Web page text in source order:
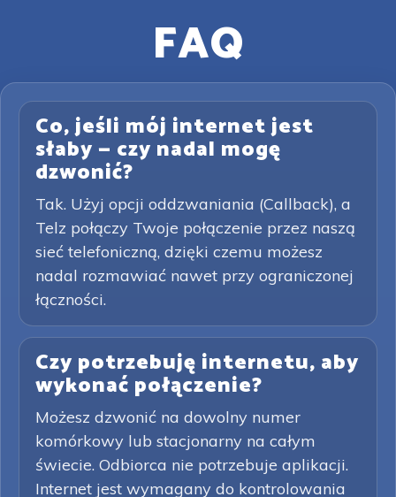
FAQ
Co, jeśli mój internet jest
słaby — czy nadal mogę
dzwonić?
Tak. Użyj opcji oddzwaniania (Callback), a
Telz połączy Twoje połączenie przez naszą
sieć telefoniczną, dzięki czemu możesz
nadal rozmawiać nawet przy ograniczonej
łączności.
Czy potrzebuję internetu, aby
wykonać połączenie?
Możesz dzwonić na dowolny numer
komórkowy lub stacjonarny na całym
świecie. Odbiorca nie potrzebuje aplikacji.
Internet jest wymagany do kontrolowania